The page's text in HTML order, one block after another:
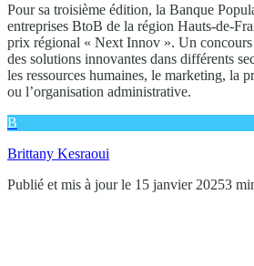
Pour sa troisième édition, la Banque
entreprises BtoB de la région Hauts-de-
prix régional « Next Innov ». Un
des solutions innovantes dans différents
les ressources humaines, le marketing, la
ou l’organisation administrative.
B
Brittany Kesraoui
Publié et mis à jour le 15 janvier 20253